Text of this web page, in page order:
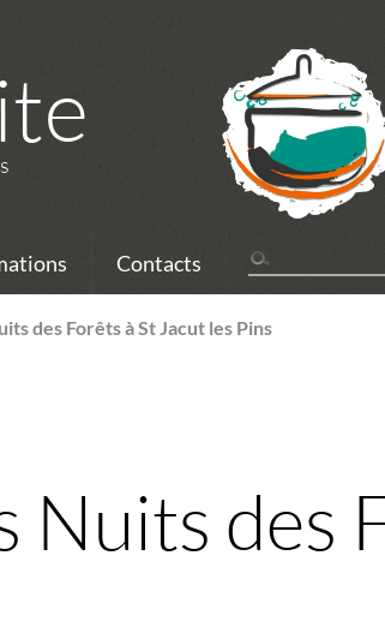
Contacts
des Forêts à St Jacut les Pins
Nuits des